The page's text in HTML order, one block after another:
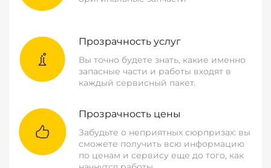
Прозрачность услуг
Вы точно будете знать, какие именно
запасные части и работы входят в
каждый сервисный пакет.
Прозрачность цены
Забудьте о неприятных сюрпризах: вы
сможете получить всю информацию
по ценам и сервису еще до того, как